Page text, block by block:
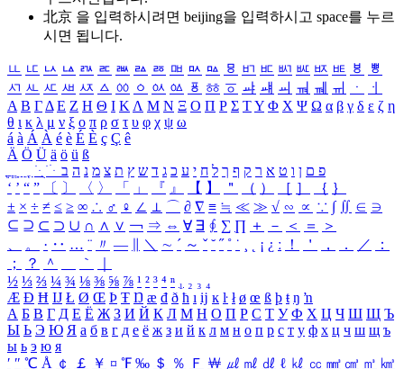
北京 을 입력하시려면 beijing을 입력하시고 space를 누르
시면 됩니다.
ㅥ ㅦ ㅧ ㅨ ㅩ ㅪ ㅫ ㅬ ㅭ ㅮ ㅯ ㅰ ㅱ ㅲ ㅳ ㅴ ㅵ ㅶ ㅷ ㅸ
ㅹ
ㅺ ㅻ ㅼ ㅽ ㅾ ㅿ ㆀ ㆁ ㆂ ㆃ ㆄ ㆅ ㆆ ㆇ ㆈ ㆉ ㆊ ㆋ ㆌ ㆍ
ㆎ
Α Β ΓΔ Ε Ζ Η Θ Ι ΚΛ Μ Ν Ξ Ο Π Ρ Σ ΤΥ Φ Χ Ψ Ω α β γ δ ε ζ η
θ ι κ λ μ ν ξ ο π ρ σ τ υ φ χ ψ ω
á à Á À é è É È ç Ç ê
Ä Ö Ü ä ö ü ß
ִֶֹ ֻּ ׁׂ פ ם ן ו ט א ר ק ף ך ל ח י ע כ ג ד ש ץ ת צ מ נ ה ב
‘ ’ “ ” 〔 〕 〈 〉 「 」 『 』 【 】 ＂ （ ） ［ ］ ｛ ｝
± × ÷ ≠ ≤ ≥ ∞ ∴ ♂ ♀ ∠ ⊥ ⌒ ∂ ∇ ≡ ≒ ≪ ≫ √ ∽ ∝ ∵ ∫ ∬ ∈ ∋
⊆ ⊇ ⊂ ⊃ ∪ ∩ ∧ ∨ ￢ ⇒ ⇔ ∀ ∃ ∮ ∑ ∏ ＋ － ＜ ＝
＞
、
。 · ‥ … ¨ 〃 ― ＼ ∼ ´ ～ ˇ ˘ ˝ ˚ ˙ ¸ ¡ ¿ ː ！ ＇ ， ． ／
：
；
？ ＾ ｀
½ ⅓ ⅔ ¼ ¾ ⅛ ⅜ ⅝ ⅞ ¹ ² ³ ⁴ ⁿ ₁ ₂ ₃ ₄
Æ Ð Ħ Ĳ Ł Ø Œ Þ Ŧ Ŋ æ đ ð ħ ı ĳ ĸ ŀ ł ø œ ß þ ŧ ŋ ŉ
А Б В Г Д Е Ё Ж З И Й К Л М Н О П Р С Т У Ф Х Ц Ч Ш Щ Ъ
Ы Ь Э Ю Я а б в г д е ё ж з и й к л м н о п р с т у ф х ц ч ш щ ъ
ы ь э ю я
′ ″ ℃ Å ￠ ￡ ￥ ¤ ℉ ‰ ＄ ％ Ｆ ￦ ㎕ ㎖ ㎗ ℓ ㎘ ㏄ ㎣ ㎤ ㎥ ㎦